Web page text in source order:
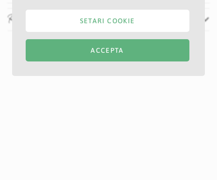
Recenzii
ACCEPTA
SETARI COOKIE